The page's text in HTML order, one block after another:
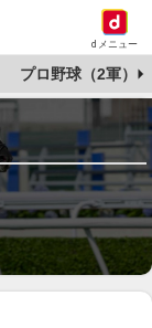
dメニュー
プロ野球（2軍）